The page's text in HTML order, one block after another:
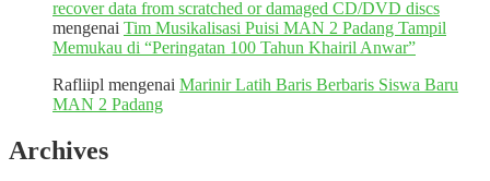
recover data from scratched or damaged CD/DVD discs
mengenai Tim Musikalisasi Puisi MAN 2 Padang Tampil
Memukau di “Peringatan 100 Tahun Khairil Anwar”
Rafliipl mengenai Marinir Latih Baris Berbaris Siswa Baru
MAN 2 Padang
Archives